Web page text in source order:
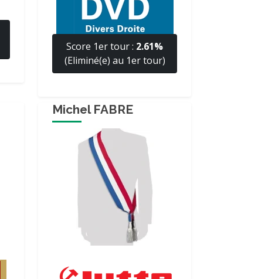
Score 1er tour : 2.61%
(Eliminé(e) au 1er tour)
Michel FABRE